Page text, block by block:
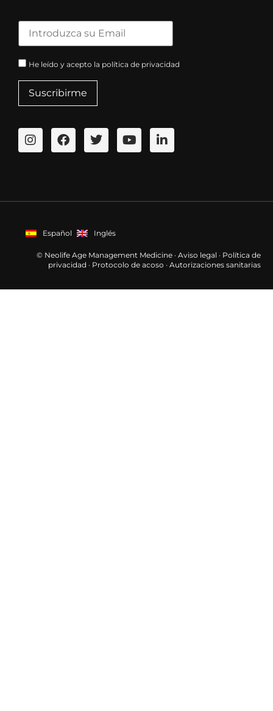
He leído y acepto la política de privacidad
© Neolife Age Management Medicine · Aviso legal · Política de
privacidad · Protocolo de acoso · Autorizaciones sanitarias
Español Inglés